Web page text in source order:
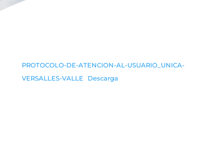
PROTOCOLO-DE-ATENCION-AL-USUARIO_UNICA-
VERSALLES-VALLE
Descarga